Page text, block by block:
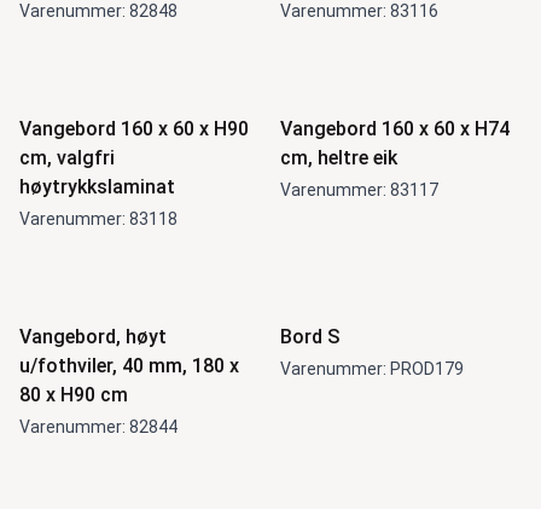
Varenummer: 82848 Varenummer: 83116
Vangebord 160 x 60 x H90
cm, valgfri
høytrykkslaminat
Varenummer: 83118
Vangebord 160 x 60 x H74
cm, heltre eik
Varenummer: 83117
Vangebord, høyt
u/fothviler, 40 mm, 180 x
80 x H90 cm
Varenummer: 82844
Bord S
Varenummer: PROD179